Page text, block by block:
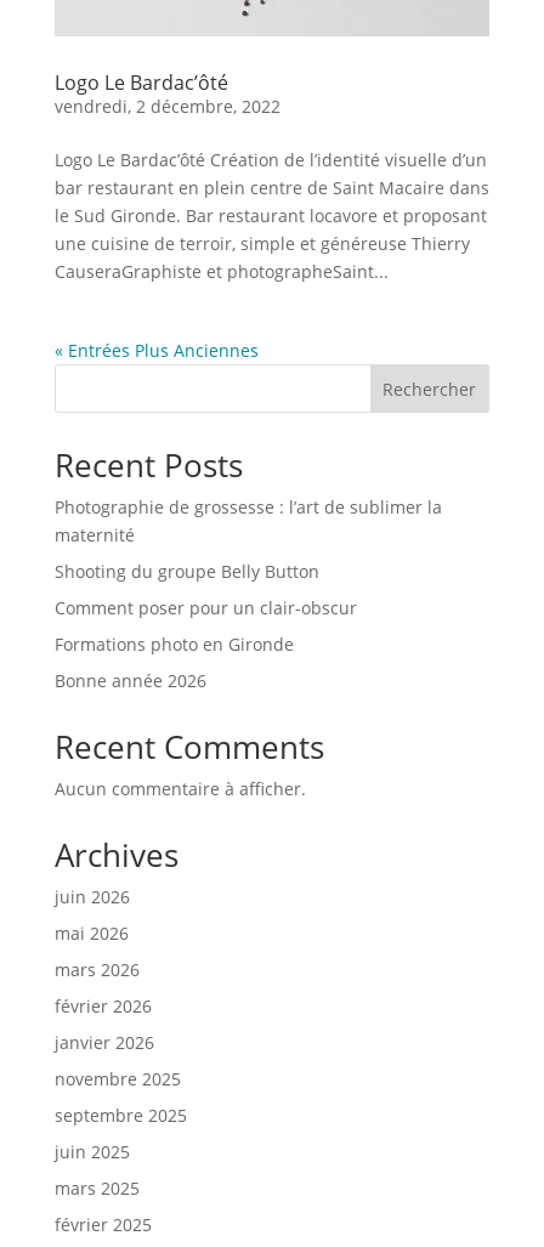
Logo Le Bardac’ôté
vendredi, 2 décembre, 2022
Logo Le Bardac’ôté Création de l’identité visuelle d’un
bar restaurant en plein centre de Saint Macaire dans
le Sud Gironde. Bar restaurant locavore et proposant
une cuisine de terroir, simple et généreuse Thierry
CauseraGraphiste et photographeSaint...
« Entrées Plus Anciennes
Rechercher
Recent Posts
Photographie de grossesse : l’art de sublimer la
maternité
Shooting du groupe Belly Button
Comment poser pour un clair-obscur
Formations photo en Gironde
Bonne année 2026
Recent Comments
Aucun commentaire à afficher.
Archives
juin 2026
mai 2026
mars 2026
février 2026
janvier 2026
novembre 2025
septembre 2025
juin 2025
mars 2025
février 2025